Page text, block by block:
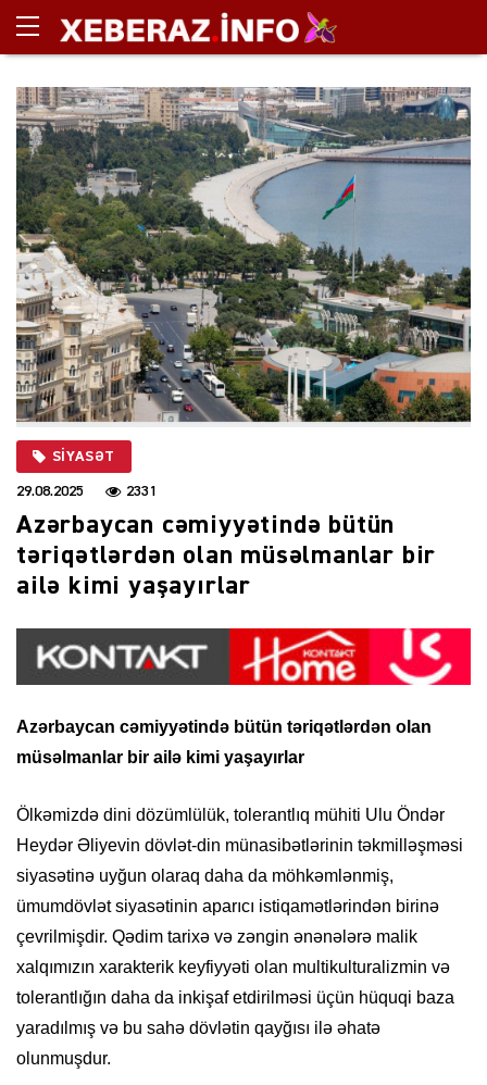
SIYASƏT
29.08.2025 2331
Azərbaycan cəmiyyətində bütün
təriqətlərdən olan müsəlmanlar bir
ailə kimi yaşayırlar
Azərbaycan cəmiyyətində bütün təriqətlərdən olan
müsəlmanlar bir ailə kimi yaşayırlar
Ölkəmizdə dini dözümlülük, tolerantlıq mühiti Ulu Öndər
Heydər Əliyevin dövlət-din münasibətlərinin təkmilləşməsi
siyasətinə uyğun olaraq daha da möhkəmlənmiş,
ümumdövlət siyasətinin aparıcı istiqamətlərindən birinə
çevrilmişdir. Qədim tarixə və zəngin ənənələrə malik
xalqımızın xarakterik keyfiyyəti olan multikulturalizmin və
tolerantlığın daha da inkişaf etdirilməsi üçün hüquqi baza
yaradılmış və bu sahə dövlətin qayğısı ilə əhatə
olunmuşdur.